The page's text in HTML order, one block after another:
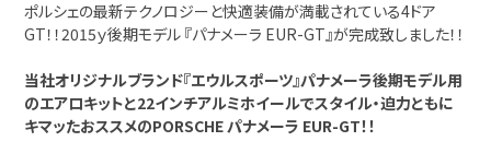
ポルシェの最新テクノロジーと快適装備が満載されている4ドア
GT！！2015ｙ後期モデル 『パナメーラ EUR-GT』が完成致しました！！
当社オリジナルブランド『エウルスポーツ』パナメーラ後期モデル用
のエアロキットと22インチアルミホイールでスタイル・迫力ともに
キマッたおススメのPORSCHE パナメーラ EUR-GT！！